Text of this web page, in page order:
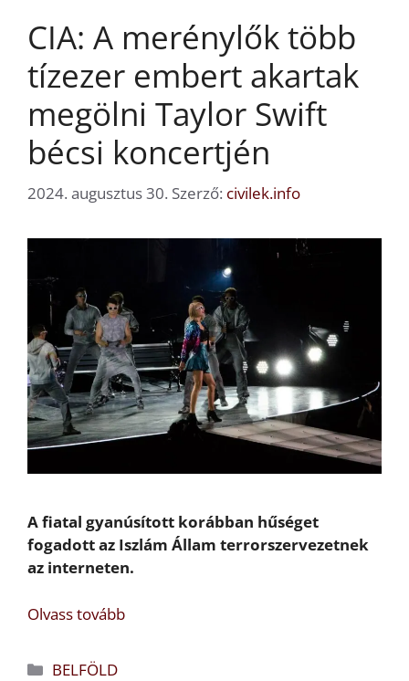
CIA: A merénylők több
tízezer embert akartak
megölni Taylor Swift
bécsi koncertjén
2024. augusztus 30. Szerző: civilek.info
A fiatal gyanúsított korábban hűséget
fogadott az Iszlám Állam terrorszervezetnek
az interneten.
Olvass tovább
Kategória
BELFÖLD